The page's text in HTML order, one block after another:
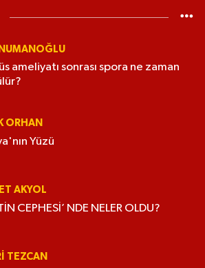
ameliyatı sonrası spora ne zaman
ORHAN
Yüzü
AKYOL
CEPHESİ’ NDE NELER OLDU?
TEZCAN